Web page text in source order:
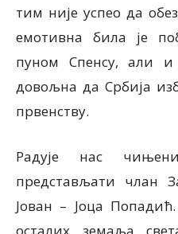
тим није успео да
емотивна била је
пуном Спенсу, али
довољна да Србија
првенству.
Радује нас
представљати члан
Јован – Јоца